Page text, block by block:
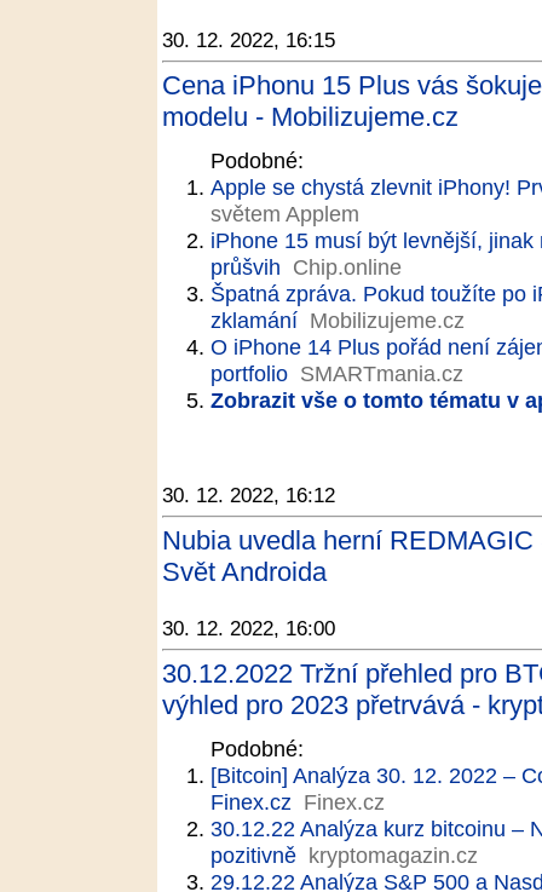
30. 12. 2022, 16:15
Cena iPhonu 15 Plus vás
modelu - Mobilizujeme.cz
Podobné:
Apple se chystá zlevnit iPhony!
světem Applem
iPhone 15 musí být levnější,
průšvih Chip.online
Špatná zpráva. Pokud toužíte po
zklamání Mobilizujeme.cz
O iPhone 14 Plus pořád není
portfolio SMARTmania.cz
Zobrazit vše o tomto tématu v
30. 12. 2022, 16:12
Nubia uvedla herní
Svět Androida
30. 12. 2022, 16:00
30.12.2022 Tržní přehled pro
výhled pro 2023 přetrvává -
Podobné:
[Bitcoin] Analýza 30. 12. 2022 –
Finex.cz Finex.cz
30.12.22 Analýza kurz bitcoinu –
pozitivně kryptomagazin.cz
29.12.22 Analýza S&P 500 a